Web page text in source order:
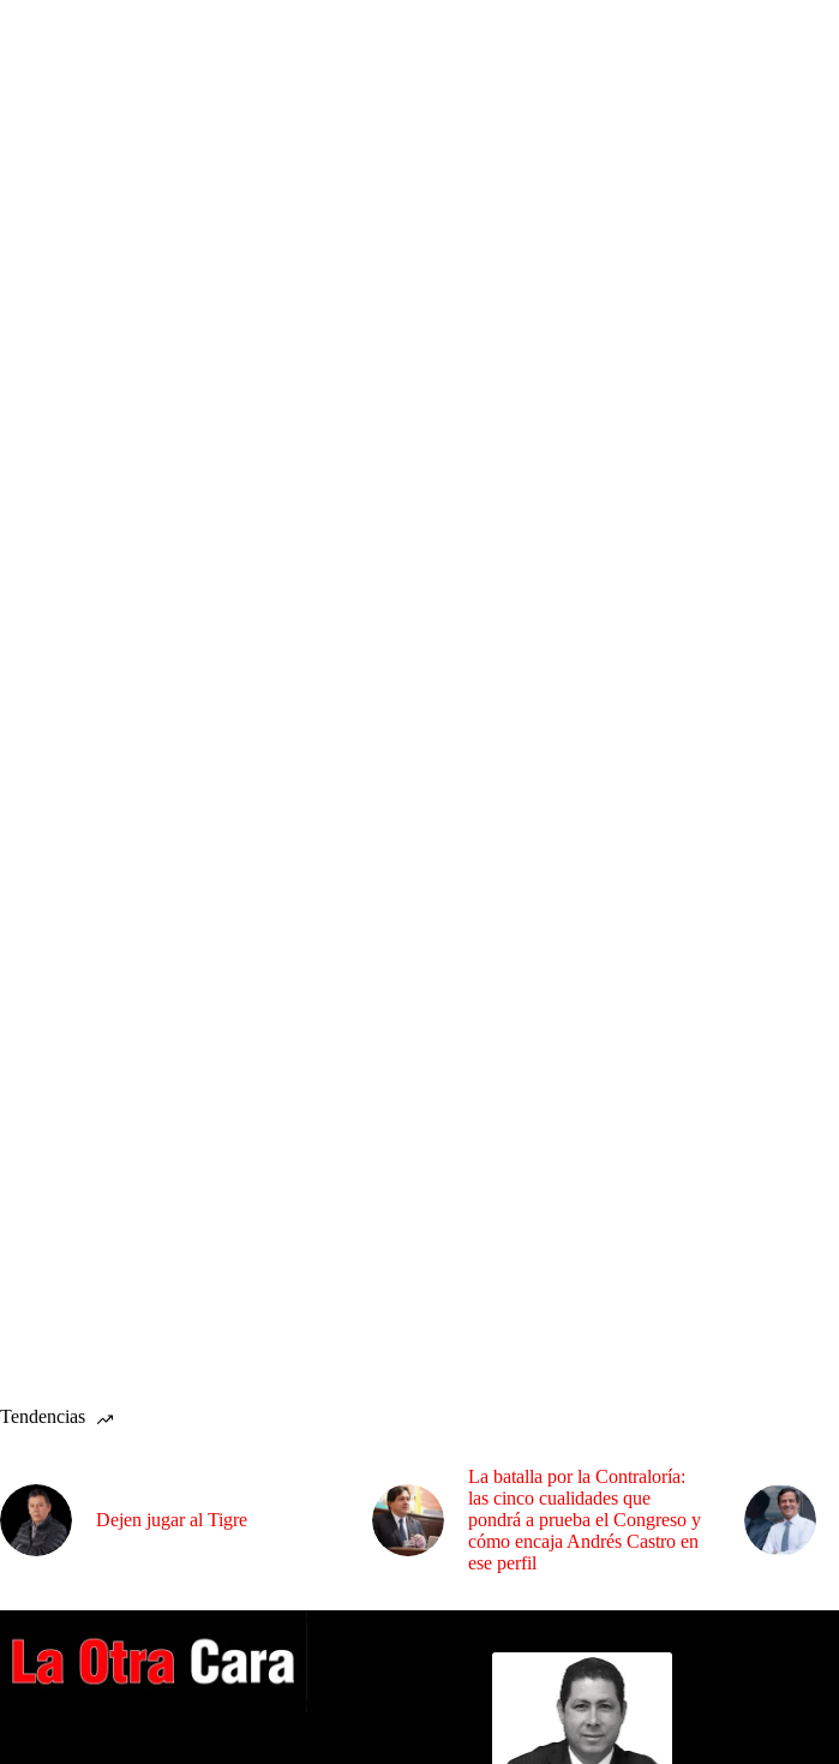
Tendencias
Dejen jugar al Tigre
La batalla por la Contraloría:
las cinco cualidades que
pondrá a prueba el Congreso y
cómo encaja Andrés Castro en
ese perfil